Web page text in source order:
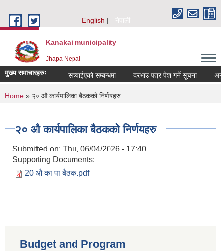
English
नेपाली
Kanakai municipality
Jhapa Nepal
मुख्य समाचारहरुः सच्याईएको सम्बन्धमा दरभाउ पत्र पेश गर्ने सूचना
You are here
Home » २० औ कार्यपालिका बैठकको निर्णयहरु
२० औ कार्यपालिका बैठकको निर्णयहरु
Submitted on: Thu, 06/04/2026 - 17:40
Supporting Documents:
20 औ का पा बैठक.pdf
Budget and Program